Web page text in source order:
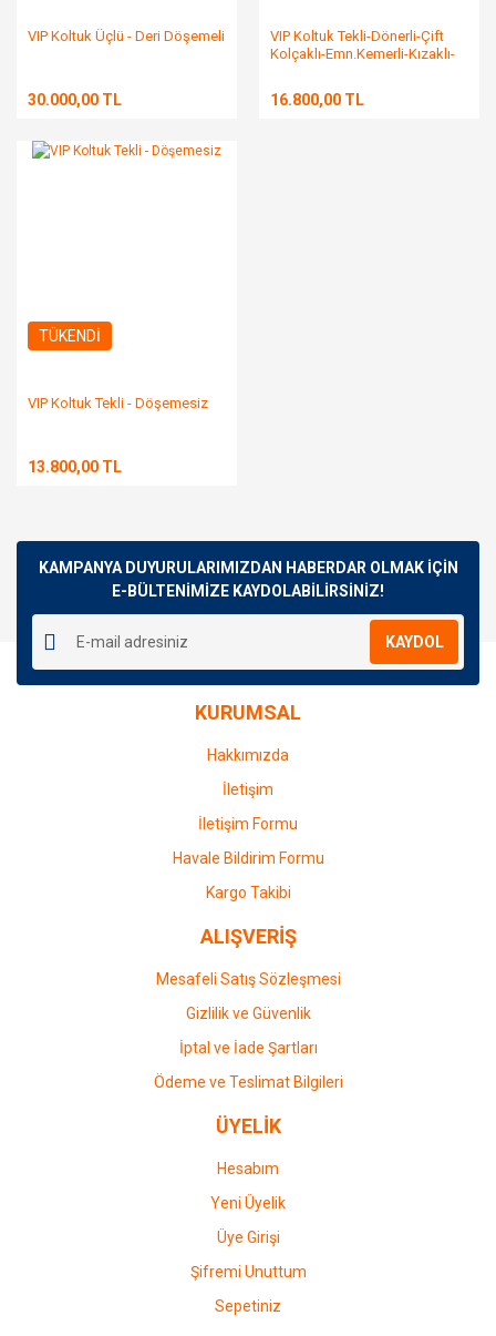
VIP Koltuk Üçlü - Deri Döşemeli
30.000,00 TL
VIP Koltuk Tekli-Dönerli-Çift
Kolçaklı-Emn.Kemerli-Kızaklı-
16.800,00 TL
TÜKENDİ
VIP Koltuk Tekli - Döşemesiz
13.800,00 TL
KAMPANYA DUYURULARIMIZDAN HABERDAR OLMAK İÇİN
E-BÜLTENİMİZE KAYDOLABİLİRSİNİZ!
KAYDOL
KURUMSAL
Hakkımızda
İletişim
İletişim Formu
Havale Bildirim Formu
Kargo Takibi
ALIŞVERİŞ
Mesafeli Satış Sözleşmesi
Gizlilik ve Güvenlik
İptal ve İade Şartları
Ödeme ve Teslimat Bilgileri
ÜYELİK
Hesabım
Yeni Üyelik
Üye Girişi
Şifremi Unuttum
Sepetiniz